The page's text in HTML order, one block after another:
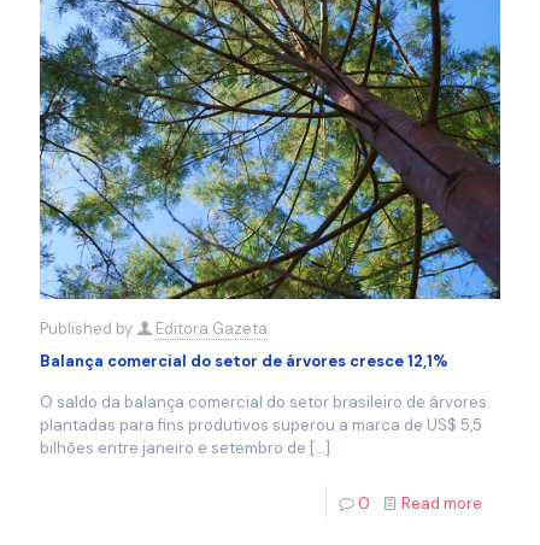
Published by
Editora Gazeta
Balança comercial do setor de árvores cresce 12,1%
O saldo da balança comercial do setor brasileiro de árvores
plantadas para fins produtivos superou a marca de US$ 5,5
bilhões entre janeiro e setembro de […]
0 Read more